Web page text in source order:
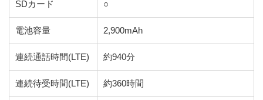
SDカード ○
電池容量 2,900mAh
連続通話時間(LTE) 約940分
連続待受時間(LTE) 約360時間